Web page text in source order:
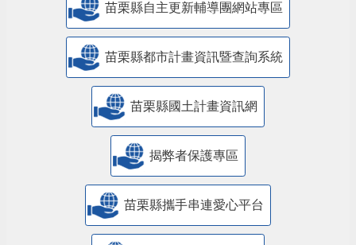
苗栗縣自主更新輔導團網站專區
苗栗縣都市計畫資訊暨查詢系統
苗栗縣國土計畫資訊網
揭弊者保護專區
苗栗縣攜手串連愛心平台